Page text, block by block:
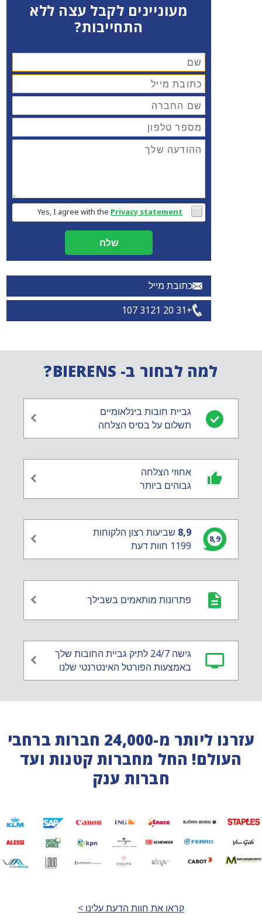
מעוניינים לקבל עצה ללא
התחייבות?
Yes, I agree with the Privacy statement
שלח
כתובת מייל
+31 20 3121 107
למה לבחור ב- BIERENS?
גביית חובות בינלאומיים
תשלום על בסיס הצלחה
אחוזי הצלחה
גבוהים ביותר
8,9
8,9 שביעות רצון הלקוחות
1199 חוות דעת
פתרונות מותאמים בשבילך
גישה 24/7 לתיק גביית החובות שלך
באמצעות הפורטל האינטרנטי שלנו
עזרנו ליותר מ-24,000 חברות ברחבי
העולם! החל מחברות קטנות ועד
חברות ענק
קראו את חוות הדעת עלינו >